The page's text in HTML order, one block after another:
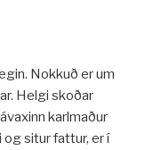
Nokkuð er um
Helgi skoðar
karlmaður
og situr fattur, er í